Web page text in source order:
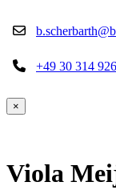
+49 30 314
×
Viola